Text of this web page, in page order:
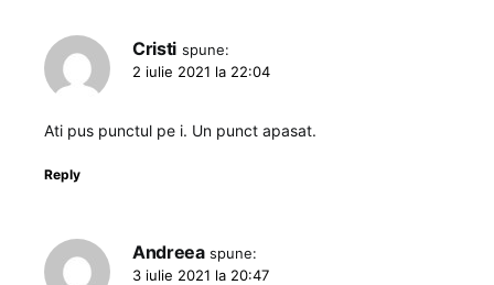
Cristi spune:
2 iulie 2021 la 22:04
Ati pus punctul pe i. Un punct apasat.
Reply
Andreea spune:
3 iulie 2021 la 20:47